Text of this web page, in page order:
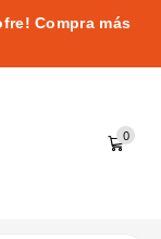
Compra más
0